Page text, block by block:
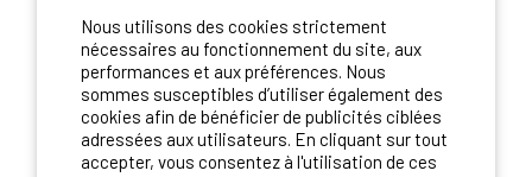
S'ABONNER
NOS PARTENAIRES
Nous utilisons des cookies strictement
nécessaires au fonctionnement du site, aux
performances et aux préférences. Nous
sommes susceptibles d’utiliser également des
cookies afin de bénéficier de publicités ciblées
adressées aux utilisateurs. En cliquant sur tout
accepter, vous consentez à l'utilisation de ces